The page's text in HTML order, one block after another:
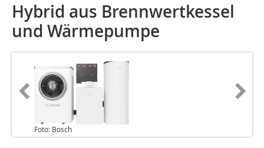
Hybrid aus Brennwertkessel
und Wärmepumpe
Foto: Bosch